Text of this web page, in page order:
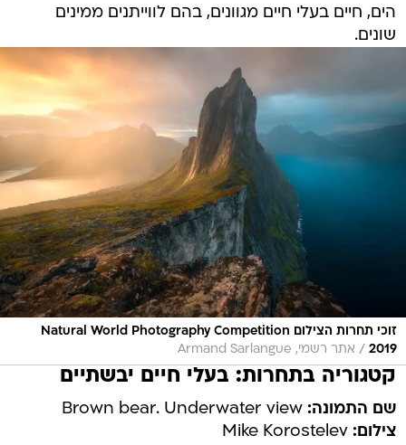
הים, חיים בעלי חיים מגוונים, בהם לווייתנים ממינים
שונים.
זוכי תחרות הצילום Natural World Photography Competition
2019
/ אתר רשמי, Armand Sarlangue
קטגוריה בתחרות: בעלי חיים יבשתיים
שם התמונה: Brown bear. Underwater view
צילום: Mike Korostelev